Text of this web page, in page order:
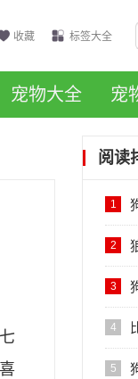
收藏 标签大全
宠物大全 宠
阅读
1
2
3
4
5